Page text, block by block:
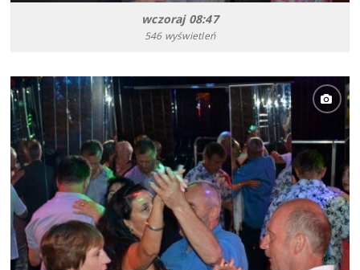
wczoraj 08:47
546 wyświetleń